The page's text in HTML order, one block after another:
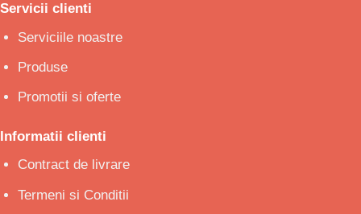
Servicii clienti
Serviciile noastre
Produse
Promotii si oferte
Informatii clienti
Contract de livrare
Termeni si Conditii